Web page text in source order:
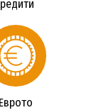
Еврото